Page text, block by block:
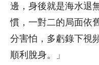
邊，身後就是海水退
慣，一對二的局面依
分害怕，多虧錄下視
順利脫身。」